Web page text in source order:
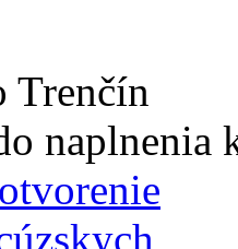
Trenčín
naplnenia